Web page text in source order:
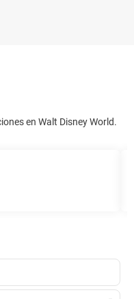
en Walt Disney World.